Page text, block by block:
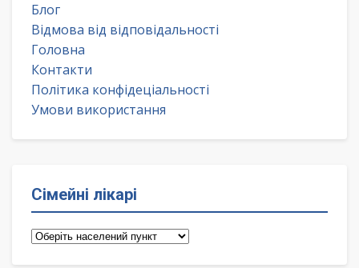
Блог
Відмова від відповідальності
Головна
Контакти
Політика конфідеціальності
Умови використання
Сімейні лікарі
Сімейні